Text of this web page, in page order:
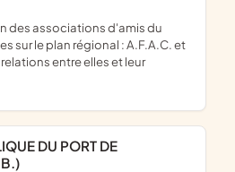
sur le plan régional : A.F.A.C. et
entre elles et leur